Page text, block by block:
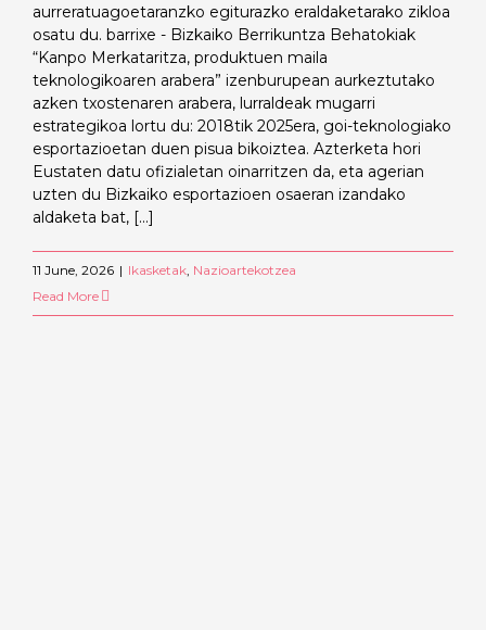
aurreratuagoetaranzko egiturazko eraldaketarako zikloa
osatu du. barrixe - Bizkaiko Berrikuntza Behatokiak
“Kanpo Merkataritza, produktuen maila
teknologikoaren arabera” izenburupean aurkeztutako
azken txostenaren arabera, lurraldeak mugarri
estrategikoa lortu du: 2018tik 2025era, goi-teknologiako
esportazioetan duen pisua bikoiztea. Azterketa hori
Eustaten datu ofizialetan oinarritzen da, eta agerian
uzten du Bizkaiko esportazioen osaeran izandako
aldaketa bat, [...]
11 June, 2026 | Ikasketak Nazioartekotzea
Read More